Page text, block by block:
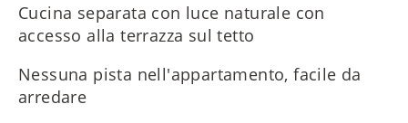
Cucina separata con luce naturale con
accesso alla terrazza sul tetto
Nessuna pista nell'appartamento, facile da
arredare